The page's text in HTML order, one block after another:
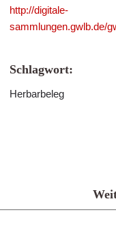
http://digitale-
sammlungen.gwlb.de/
Schlagwort:
Herbarbeleg